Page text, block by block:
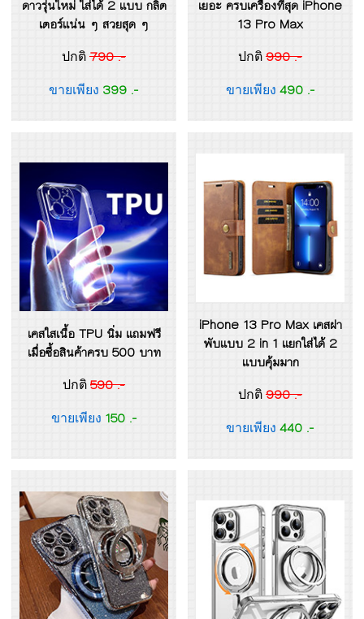
ดาวรุ่นใหม่ ใส่ได้ 2 แบบ กลิต
เตอร์แน่น ๆ สวยสุด ๆ
ปกติ 790 .-
ขายเพียง 399 .-
เยอะ ครบเครื่องที่สุด iPhone
13 Pro Max
ปกติ 990 .-
ขายเพียง 490 .-
เคสใสเนื้อ TPU นิ่ม แถมฟรี
เมื่อซื้อสินค้าครบ 500 บาท
ปกติ 590 .-
ขายเพียง 150 .-
iPhone 13 Pro Max เคสฝา
พับแบบ 2 in 1 แยกใส่ได้ 2
แบบคุ้มมาก
ปกติ 990 .-
ขายเพียง 440 .-